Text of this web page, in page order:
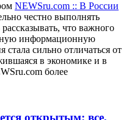
NEWSru.com :: В России
честно выполнять
что важного
информационную
сильно отличаться от
в экономике и в
более
открытым: все,